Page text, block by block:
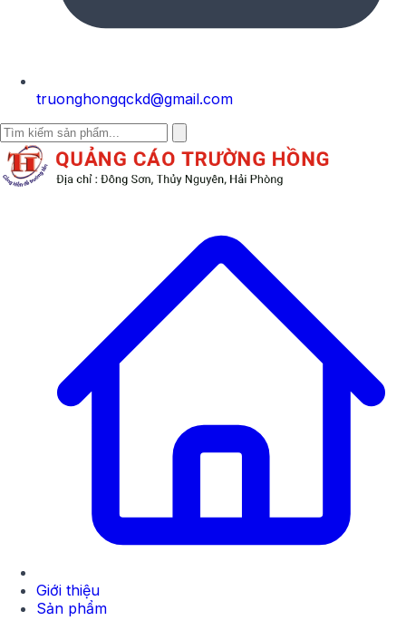
truonghongqckd@gmail.com
Giới thiệu
Sản phẩm